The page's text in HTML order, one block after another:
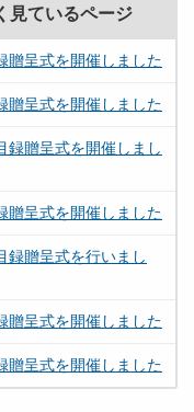
見ているページ
贈呈式を開催しました
贈呈式を開催しました
録贈呈式を開催しまし
贈呈式を開催しました
録贈呈式を行いまし
贈呈式を開催しました
贈呈式を開催しました